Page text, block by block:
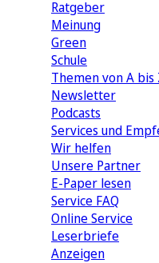
Ratgeber
Meinung
Green
Schule
Themen von A bis
Newsletter
Podcasts
Services und
Wir helfen
Unsere Partner
E-Paper lesen
Service FAQ
Online Service
Leserbriefe
Anzeigen